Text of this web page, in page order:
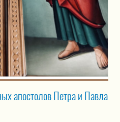
апостолов Петра и Павла